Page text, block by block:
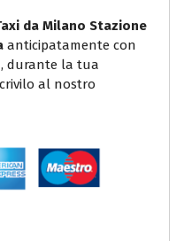
da Milano Stazione
anticipatamente con
durante la tua
al nostro